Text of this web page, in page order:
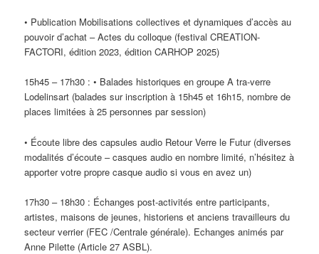
• Publication Mobilisations collectives et dynamiques d’accès au
pouvoir d’achat – Actes du colloque (festival CREATION-
FACTORI, édition 2023, édition CARHOP 2025)
15h45 – 17h30 : • Balades historiques en groupe A tra-verre
Lodelinsart (balades sur inscription à 15h45 et 16h15, nombre de
places limitées à 25 personnes par session)
• Écoute libre des capsules audio Retour Verre le Futur (diverses
modalités d’écoute – casques audio en nombre limité, n’hésitez à
apporter votre propre casque audio si vous en avez un)
17h30 – 18h30 : Échanges post-activités entre participants,
artistes, maisons de jeunes, historiens et anciens travailleurs du
secteur verrier (FEC /Centrale générale). Echanges animés par
Anne Pilette (Article 27 ASBL).